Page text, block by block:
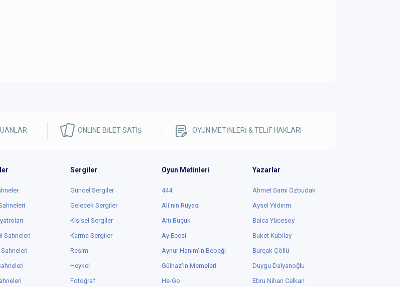
ONLINE BİLET SATIŞ OYUN METİNLERİ & TELİF HAKLARI
Sahneleri
Sergiler
Güncel Sergiler
Gelecek Sergiler
Kişisel Sergiler
Karma Sergiler
Resim
Heykel
Fotoğraf
Oyun Metinleri
444
Ali'nin Rüyası
Altı Buçuk
Ay Ecesi
Aynur Hanım'ın Bebeği
Gülnaz'ın Memeleri
He-Go
Yazarlar
Ahmet Sami Özbudak
Aysel Yıldırım
Balca Yücesoy
Buket Kubilay
Burçak Çöllü
Duygu Dalyanoğlu
Ebru Nihan Celkan